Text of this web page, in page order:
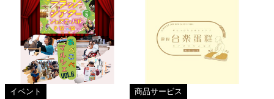
イベント 商品サービス